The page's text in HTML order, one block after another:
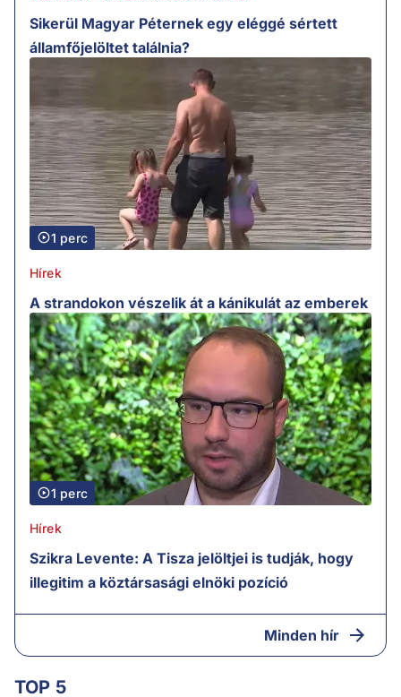
Sikerül Magyar Péternek egy eléggé sértett
államfőjelöltet találnia?
1 perc
Hírek
A strandokon vészelik át a kánikulát az emberek
1 perc
Hírek
Szikra Levente: A Tisza jelöltjei is tudják, hogy
illegitim a köztársasági elnöki pozíció
Minden hír
TOP 5